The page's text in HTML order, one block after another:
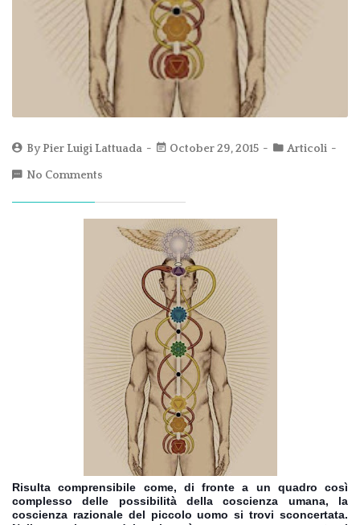
ByPier Luigi Lattuada October 29, 2015 Articoli
No Comments
Risulta comprensibile come, di fronte a un quadro così
complesso delle possibilità della coscienza umana, la
coscienza razionale del piccolo uomo si trovi sconcertata.